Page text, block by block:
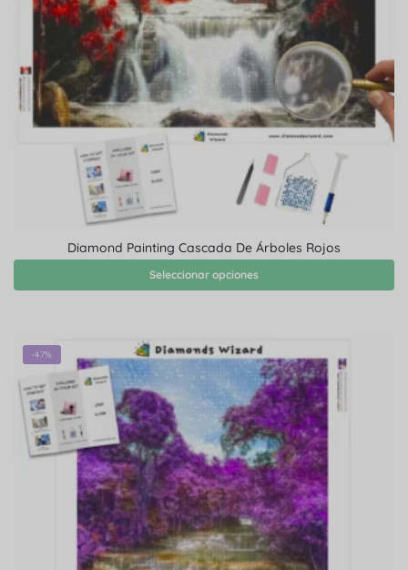
Diamond Painting Cascada De Árboles Rojos
Seleccionar opciones
-47%